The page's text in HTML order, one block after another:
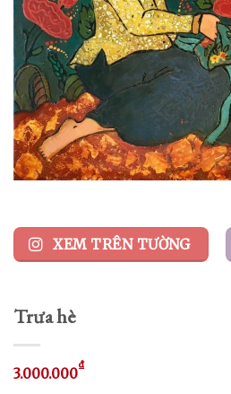
XEM TRÊN TƯỜNG
Trưa hè
3.000.000₫